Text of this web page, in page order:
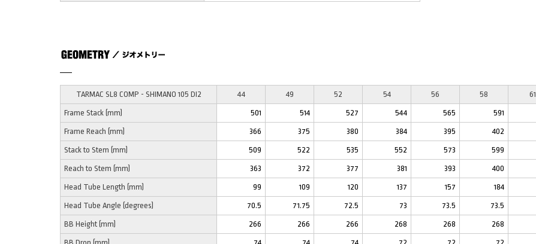
TARMAC SL8 COMP - SHIMANO 105 DI2 44 49 52 54 56 58 61
Frame Stack (mm) 501 514 527 544 565 591
Frame Reach (mm) 366 375 380 384 395 402
Stack to Stem (mm) 509 522 535 552 573 599
Reach to Stem (mm) 363 372 377 381 393 400
Head Tube Length (mm) 99 109 120 137 157 184
Head Tube Angle (degrees) 70.5 71.75 72.5 73 73.5 73.5
BB Height (mm) 266 266 266 268 268 268